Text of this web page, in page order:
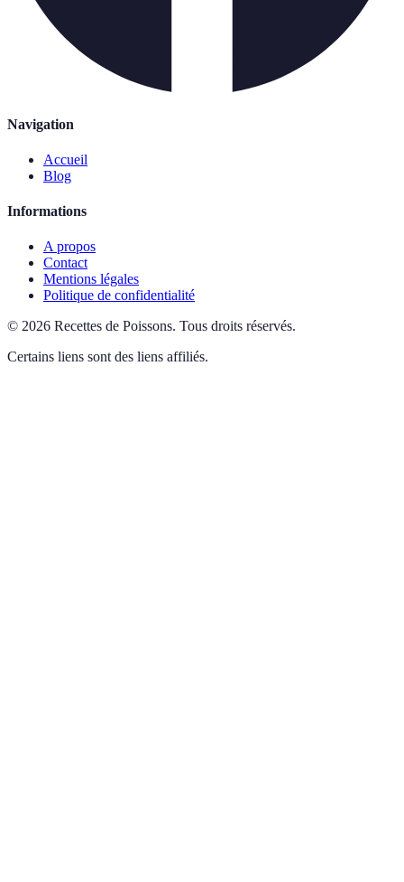
Navigation
Accueil
Blog
Informations
A propos
Contact
Mentions légales
Politique de confidentialité
© 2026 Recettes de Poissons. Tous droits réservés.
Certains liens sont des liens affiliés.